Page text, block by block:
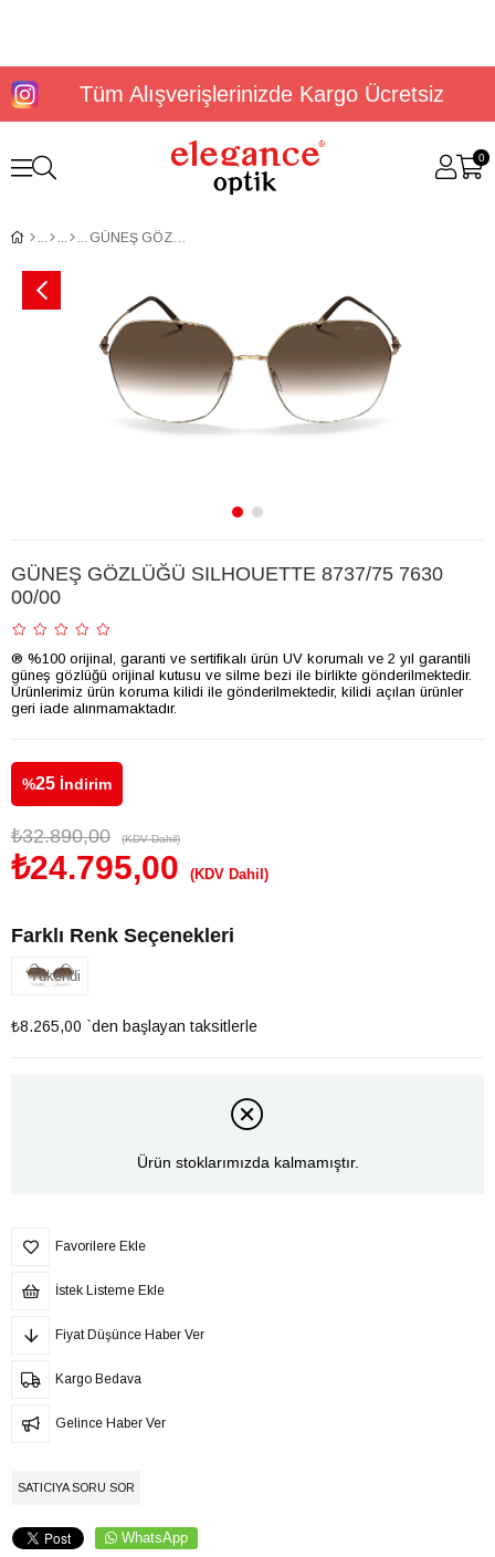
Tüm Alışverişlerinizde Kargo Ücretsiz
0
GÜNEŞ GÖZLÜĞÜ SILHOUETTE 8737/75 7630 00/00
GÜNEŞ GÖZLÜĞÜ SILHOUETTE 8737/75 7630
00/00
® %100 orijinal, garanti ve sertifikalı ürün UV korumalı ve 2 yıl garantili
güneş gözlüğü orijinal kutusu ve silme bezi ile birlikte gönderilmektedir.
Ürünlerimiz ürün koruma kilidi ile gönderilmektedir, kilidi açılan ürünler
geri iade alınmamaktadır.
%25 İndirim
₺32.890,00 (KDV Dahil)
₺24.795,00 (KDV Dahil)
Farklı Renk Seçenekleri
Tükendi
₺8.265,00 `den başlayan taksitlerle
Ürün stoklarımızda kalmamıştır.
Favorilere Ekle
İstek Listeme Ekle
Fiyat Düşünce Haber Ver
Kargo Bedava
Gelince Haber Ver
SATICIYA SORU SOR
WhatsApp